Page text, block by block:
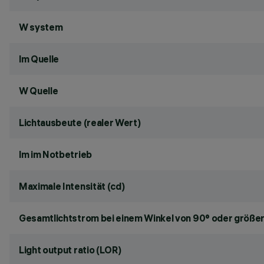
W system
lm Quelle
W Quelle
Lichtausbeute (realer Wert)
lm im Notbetrieb
Maximale Intensität (cd)
Gesamtlichtstrom bei einem Winkel von 90° oder
Light output ratio (LOR)